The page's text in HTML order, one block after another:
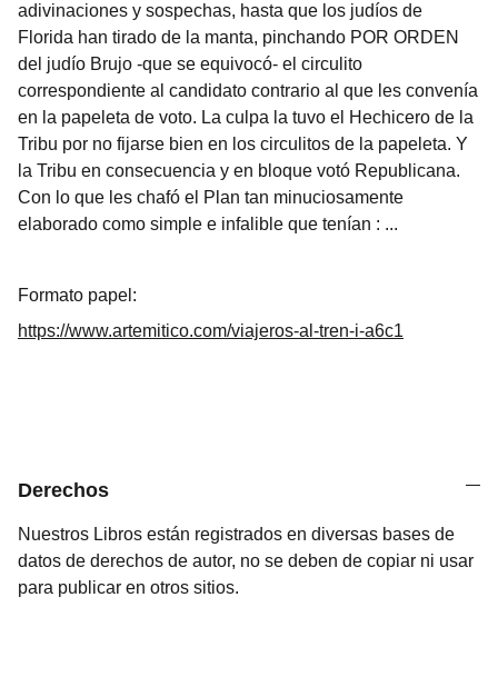
adivinaciones y sospechas, hasta que los judíos de
Florida han tirado de la manta, pinchando POR ORDEN
del judío Brujo -que se equivocó- el circulito
correspondiente al candidato contrario al que les convenía
en la papeleta de voto. La culpa la tuvo el Hechicero de la
Tribu por no fijarse bien en los circulitos de la papeleta. Y
la Tribu en consecuencia y en bloque votó Republicana.
Con lo que les chafó el Plan tan minuciosamente
elaborado como simple e infalible que tenían : ...
Formato papel:
https://www.artemitico.com/viajeros-al-tren-i-a6c1
Derechos
Nuestros Libros están registrados en diversas bases de
datos de derechos de autor, no se deben de copiar ni usar
para publicar en otros sitios.